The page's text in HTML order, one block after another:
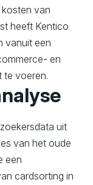
van
heeft Kentico
vanuit een
en
te voeren.
uit
van het oude
een
cardsorting in